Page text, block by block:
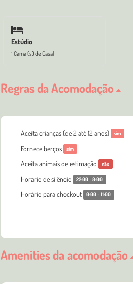
Estúdio
1 Cama (s) de Casal
Regras da Acomodação
Aceita crianças (de 2 até 12 anos) sim
Fornece berços sim
Aceita animais de estimação não
Horario de silêncio 22:00 - 8:00
Horário para checkout 0:00 - 11:00
Amenities da acomodação